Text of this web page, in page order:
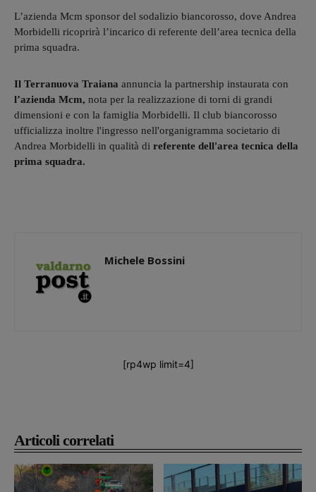
Articoli correlati
L’azienda Mcm sponsor del sodalizio biancorosso, dove Andrea
Morbidelli ricoprirà l’incarico di referente dell’area tecnica della
prima squadra.
Il Terranuova Traiana annuncia la partnership instaurata con
l’azienda Mcm, nota per la realizzazione di torni di grandi
dimensioni e con la famiglia Morbidelli. Il club biancorosso
ufficializza inoltre l'ingresso nell'organigramma societario di
Andrea Morbidelli in qualità di referente dell'area tecnica della
prima squadra.
Michele Bossini
[rp4wp limit=4]